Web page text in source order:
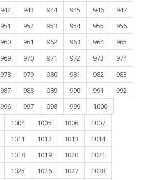
942 943 944 945 946
947
951 952 953 954 955
956
960 961 962 963 964
965
969 970 971 972 973
974
978 979 980 981 982
983
987 988 989 990 991
992
996 997 998 999
1000
1004 1005 1006
1007
1011 1012 1013
1014
1018 1019 1020
1021
1025 1026 1027 1028